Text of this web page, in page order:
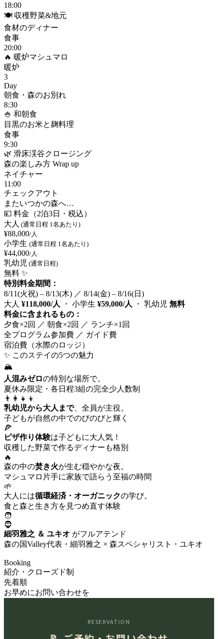
18:00
🍽️ 収穫野菜&地元
食材のディナー
食事
20:00
🔥 暖炉マシュマロ
暖炉
3
Day
朝食・森のお別れ
8:30
🍚 和朝食
目黒のお米と麹料理
食事
9:30
🌿 滑床渓谷クロージング
森の楽しみ方 Wrap up
ネイチャー
11:00
チェックアウト
またいつかの森へ…
💴 料金（2泊3日・税込）
大人 (通常日程 1名あたり)
¥88,000/人
小学生 (通常日程 1名あたり)
¥44,000/人
乳幼児 (通常日程)
無料 ✨
特別料金期間：
8/11(火祝) – 8/13(木) ／ 8/14(金) – 8/16(日)
大人 ¥118,000/人 ・ 小学生 ¥59,000/人 ・ 乳幼児 無料
料金に含まれるもの：
夕食×2回 ／ 朝食×2回 ／ ランチ×1回
全プログラム参加費 ／ ガイド費
宿泊費（水際のロッジ）
✨ このステイの5つの魅力
🏔️
人混みゼロの特別な場所で。
夏休み限定・各日程3組の完全少人数制
👨‍👩‍👧‍👦
乳幼児から大人まで、全員が主役。
子どもが自然の中でのびのびと輝く
🍕
ピザ作り体験は子どもに大人気！
収穫した野菜で作るディナーも格別
🔥
森の中の焚き火が生む穏やかな夜。
マシュマロ片手に家族で語らう至福の時間
🌱
大人には循環経済・オーガニックの学び。
食と森と生き方を見つめ直す体験
🧑
🧔
細羽雅之 ＆ ユキオ がフルアテンド
森の国Valley代表・細羽雅之 × 森スペシャリスト・ユキオ
Booking
紹介・クローズド制
先着順
お早めにお問い合わせを
RESERVATION